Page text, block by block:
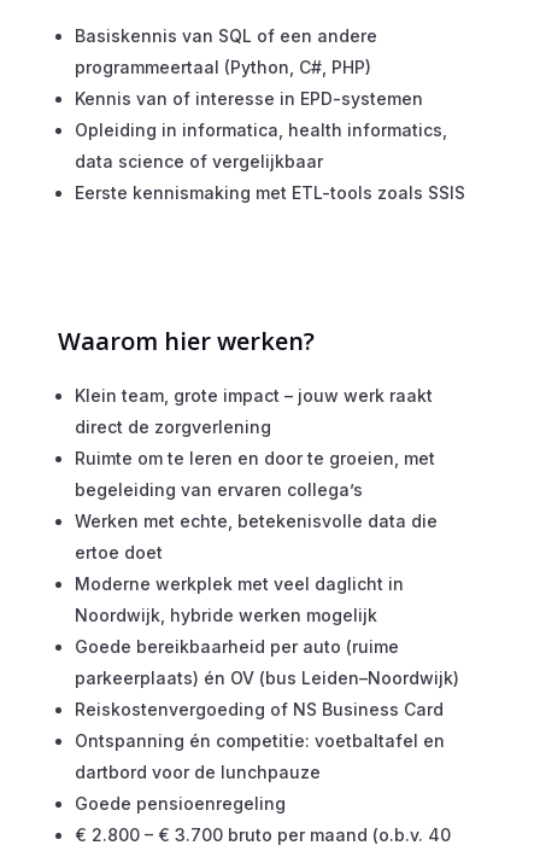
Basiskennis van SQL of een andere
programmeertaal (Python, C#, PHP)
Kennis van of interesse in EPD-systemen
Opleiding in informatica, health informatics,
data science of vergelijkbaar
Eerste kennismaking met ETL-tools zoals SSIS
Waarom hier werken?
Klein team, grote impact – jouw werk raakt
direct de zorgverlening
Ruimte om te leren en door te groeien, met
begeleiding van ervaren collega’s
Werken met echte, betekenisvolle data die
ertoe doet
Moderne werkplek met veel daglicht in
Noordwijk, hybride werken mogelijk
Goede bereikbaarheid per auto (ruime
parkeerplaats) én OV (bus Leiden–Noordwijk)
Reiskostenvergoeding of NS Business Card
Ontspanning én competitie: voetbaltafel en
dartbord voor de lunchpauze
Goede pensioenregeling
€ 2.800 – € 3.700 bruto per maand (o.b.v. 40